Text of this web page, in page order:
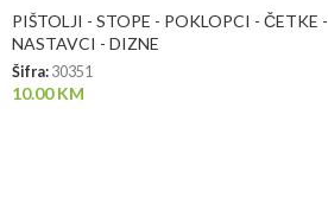
PIŠTOLJI - STOPE - POKLOPCI - ČETKE -
NASTAVCI - DIZNE
Šifra: 30351
10.00KM